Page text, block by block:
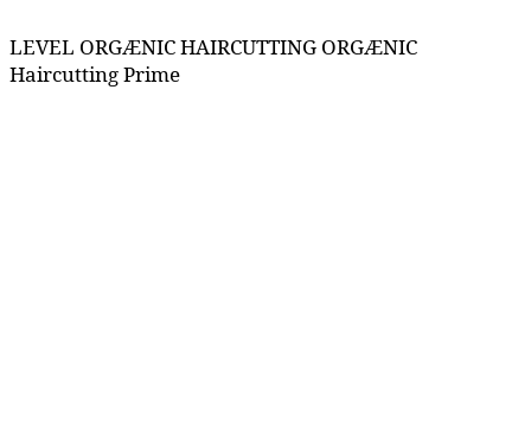
LEVEL ORGÆNIC HAIRCUTTING ORGÆNIC
Haircutting Prime